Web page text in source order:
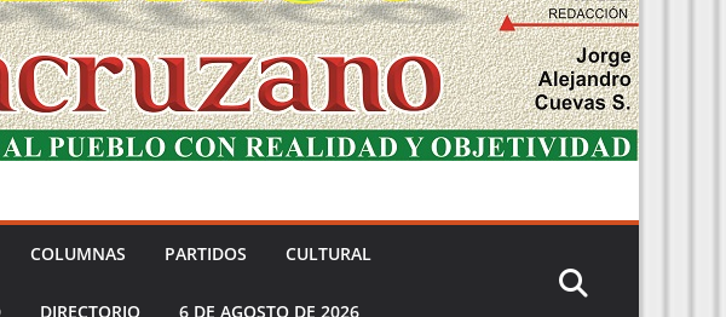
COLUMNAS PARTIDOS CULTURAL
DIRECTORIO 6 DE AGOSTO DE 2026